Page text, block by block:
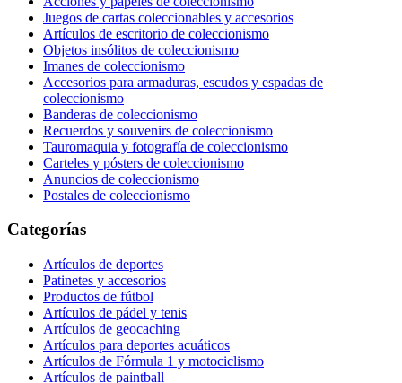
Juegos de cartas coleccionables y accesorios
Artículos de escritorio de coleccionismo
Objetos insólitos de coleccionismo
Imanes de coleccionismo
Accesorios para armaduras, escudos y espadas de
coleccionismo
Banderas de coleccionismo
Recuerdos y souvenirs de coleccionismo
Tauromaquia y fotografía de coleccionismo
Carteles y pósters de coleccionismo
Anuncios de coleccionismo
Postales de coleccionismo
Categorías
Artículos de deportes
Patinetes y accesorios
Productos de fútbol
Artículos de pádel y tenis
Artículos de geocaching
Artículos para deportes acuáticos
Artículos de Fórmula 1 y motociclismo
Artículos de paintball